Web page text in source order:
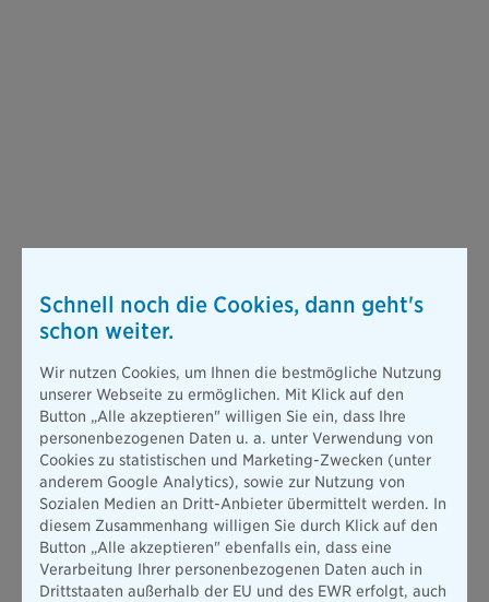
Schnell noch die Cookies, dann geht's
schon weiter.
Wir nutzen Cookies, um Ihnen die bestmögliche Nutzung
unserer Webseite zu ermöglichen. Mit Klick auf den
Button „Alle akzeptieren" willigen Sie ein, dass Ihre
personenbezogenen Daten u. a. unter Verwendung von
Cookies zu statistischen und Marketing-Zwecken (unter
anderem Google Analytics), sowie zur Nutzung von
Sozialen Medien an Dritt-Anbieter übermittelt werden. In
diesem Zusammenhang willigen Sie durch Klick auf den
Button „Alle akzeptieren" ebenfalls ein, dass eine
Verarbeitung Ihrer personenbezogenen Daten auch in
Drittstaaten außerhalb der EU und des EWR erfolgt, auch